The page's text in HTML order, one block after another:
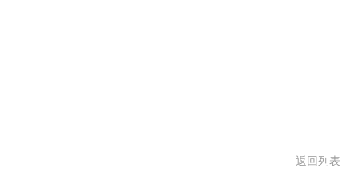
返回列表